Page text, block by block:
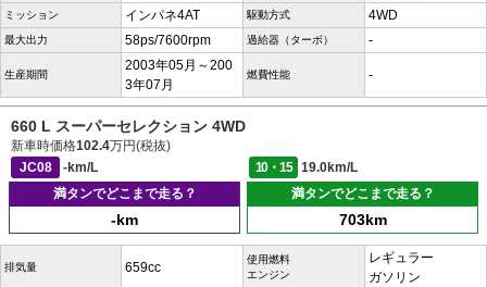
ミッション インパネ4AT 駆動方式 4WD
最大出力 58ps/7600rpm 過給器（ターボ） -
生産期間
2003年05月～200
3年07月
燃費性能 -
660 L スーパーセレクション 4WD
新車時価格102.4万円(税抜)
JC08
-km/L 10・15
19.0km/L
満タンでどこまで走る？
-km
満タンでどこまで走る？
703km
排気量 659cc
使用燃料
エンジン
レギュラー
ガソリン